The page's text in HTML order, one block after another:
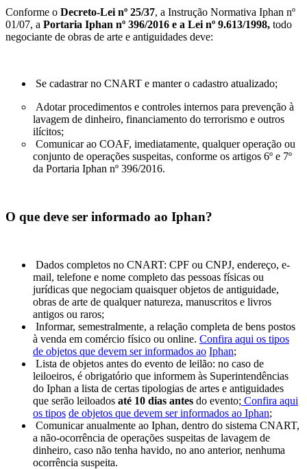
Conforme o Decreto-Lei nº 25/37, a Instrução Normativa Iphan nº
01/07, a Portaria Iphan nº 396/2016 e a Lei nº 9.613/1998, todo
negociante de obras de arte e antiguidades deve:
Se cadastrar no CNART e manter o cadastro atualizado;
Adotar procedimentos e controles internos para prevenção à
lavagem de dinheiro, financiamento do terrorismo e outros
ilícitos;
Comunicar ao COAF, imediatamente, qualquer operação ou
conjunto de operações suspeitas, conforme os artigos 6º e 7º
da Portaria Iphan nº 396/2016.
O que deve ser informado ao Iphan?
Dados completos no CNART: CPF ou CNPJ, endereço, e-
mail, telefone e nome completo das pessoas físicas ou
jurídicas que negociam quaisquer objetos de antiguidade,
obras de arte de qualquer natureza, manuscritos e livros
antigos ou raros;
Informar, semestralmente, a relação completa de bens postos
à venda em comércio físico ou online. Confira aqui os tipos
de objetos que devem ser informados ao Iphan;
Lista de objetos antes do evento de leilão: no caso de
leiloeiros, é obrigatório que informem às Superintendências
do Iphan a lista de certas tipologias de artes e antiguidades
que serão leiloados até 10 dias antes do evento; Confira aqui
os tipos de objetos que devem ser informados ao Iphan;
Comunicar anualmente ao Iphan, dentro do sistema CNART,
a não-ocorrência de operações suspeitas de lavagem de
dinheiro, caso não tenha havido, no ano anterior, nenhuma
ocorrência suspeita.